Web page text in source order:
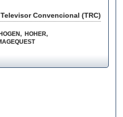
Televisor Convencional (TRC)
HOGEN, HOHER,